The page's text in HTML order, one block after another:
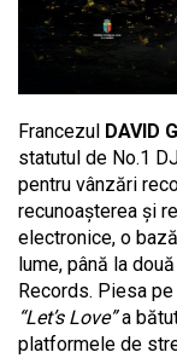
Francezul DAVID
statutul de No.1
pentru vânzări
recunoașterea și
electronice, o
lume, până la
Records. Piesa
“Let’s Love”a
platformele de